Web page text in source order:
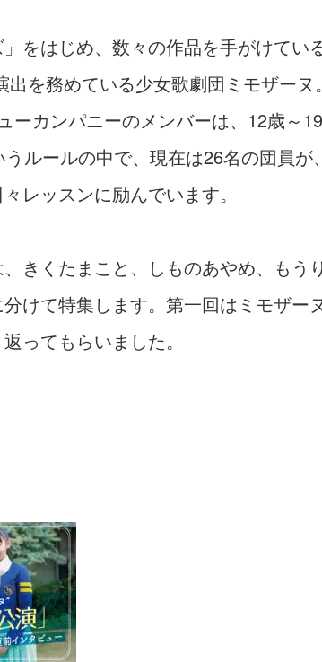
をはじめ、数々の作品を手がけてい
出を務めている少女歌劇団ミモザー
ーカンパニーのメンバーは、12歳～
ルールの中で、現在は26名の団員が
レッスンに励んでいます。
きくたまこと、しものあやめ、もう
けて特集します。第一回はミモザー
ってもらいました。